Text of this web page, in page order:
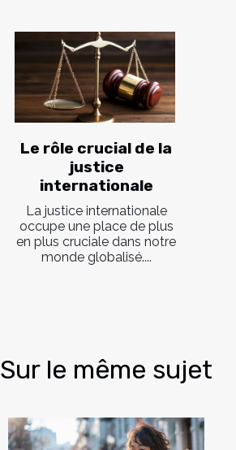
Le rôle crucial de la
justice
internationale
La justice internationale
occupe une place de plus
en plus cruciale dans notre
monde globalisé....
Sur le même sujet